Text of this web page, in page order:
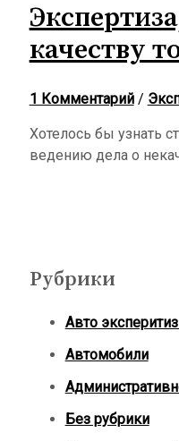
качеству
1 Комментарий /
Хотелось бы узнать
ведению дела о
Рубрики
Авто
Автомобили
Без рубрики